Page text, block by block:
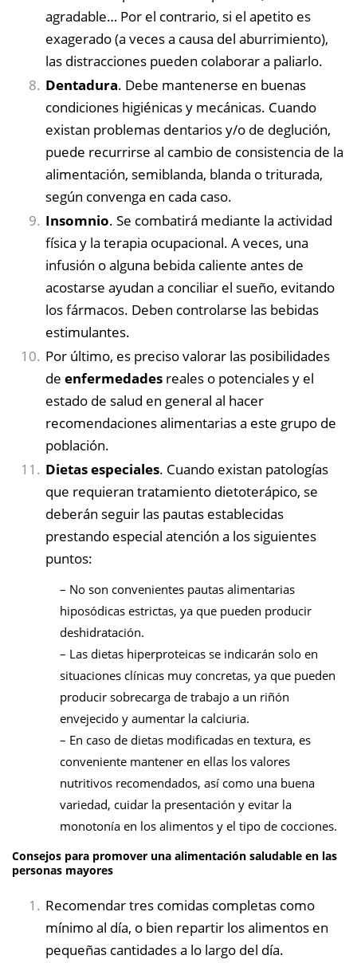
agradable… Por el contrario, si el apetito es
exagerado (a veces a causa del aburrimiento),
las distracciones pueden colaborar a paliarlo.
Dentadura. Debe mantenerse en buenas
condiciones higiénicas y mecánicas. Cuando
existan problemas dentarios y/o de deglución,
puede recurrirse al cambio de consistencia de la
alimentación, semiblanda, blanda o triturada,
según convenga en cada caso.
Insomnio. Se combatirá mediante la actividad
física y la terapia ocupacional. A veces, una
infusión o alguna bebida caliente antes de
acostarse ayudan a conciliar el sueño, evitando
los fármacos. Deben controlarse las bebidas
estimulantes.
Por último, es preciso valorar las posibilidades
de enfermedades reales o potenciales y el
estado de salud en general al hacer
recomendaciones alimentarias a este grupo de
población.
Dietas especiales. Cuando existan patologías
que requieran tratamiento dietoterápico, se
deberán seguir las pautas establecidas
prestando especial atención a los siguientes
puntos:
– No son convenientes pautas alimentarias
hiposódicas estrictas, ya que pueden producir
deshidratación.
– Las dietas hiperproteicas se indicarán solo en
situaciones clínicas muy concretas, ya que pueden
producir sobrecarga de trabajo a un riñón
envejecido y aumentar la calciuria.
– En caso de dietas modificadas en textura, es
conveniente mantener en ellas los valores
nutritivos recomendados, así como una buena
variedad, cuidar la presentación y evitar la
monotonía en los alimentos y el tipo de cocciones.
Consejos para promover una alimentación saludable en las
personas mayores
Recomendar tres comidas completas como
mínimo al día, o bien repartir los alimentos en
pequeñas cantidades a lo largo del día.